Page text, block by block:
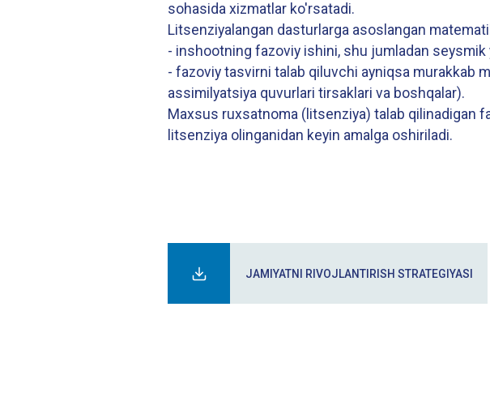
sohasida xizmatlar ko'rsatadi.
Litsenziyalangan dasturlarga asoslangan
- inshootning fazoviy ishini, shu jumladan
- fazoviy tasvirni talab qiluvchi ayniqsa murakkab
assimilyatsiya quvurlari tirsaklari va boshqalar).
Maxsus ruxsatnoma (litsenziya) talab qilinadigan
litsenziya olinganidan keyin amalga oshiriladi.
JAMIYATNI RIVOJLANTIRISH STRATEGIYASI